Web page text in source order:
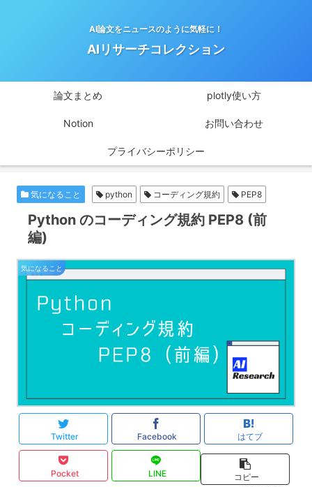
AI論文をニュースのように気軽に！
AIリサーチコレクション
論文まとめ plotly使い方
Notion お問い合わせ
プライバシーポリシー
気になること python コーディング規約 PEP8
Python のコーディング規約 PEP8 (前
編)
気になること
Twitter Facebook はてブ
Pocket LINE コピー